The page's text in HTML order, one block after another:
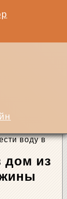
воду в
дом из